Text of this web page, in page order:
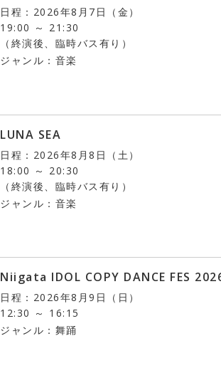
日程：2026年8月7日（金）
19:00 ～ 21:30
（終演後、臨時バス有り）
ジャンル：音楽
LUNA SEA
日程：2026年8月8日（土）
18:00 ～ 20:30
（終演後、臨時バス有り）
ジャンル：音楽
Niigata IDOL COPY DANCE FES
日程：2026年8月9日（日）
12:30 ～ 16:15
ジャンル：舞踊